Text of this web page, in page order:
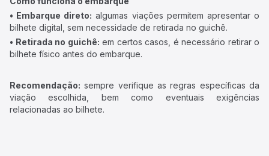
• Embarque direto: algumas viações permitem apresentar o
bilhete digital, sem necessidade de retirada no guichê.
• Retirada no guichê: em certos casos, é necessário retirar o
bilhete físico antes do embarque.
Recomendação: sempre verifique as regras específicas da
viação escolhida, bem como eventuais exigências
relacionadas ao bilhete.